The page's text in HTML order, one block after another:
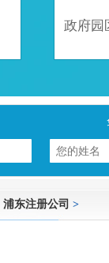
政府园
浦东注册公司 >